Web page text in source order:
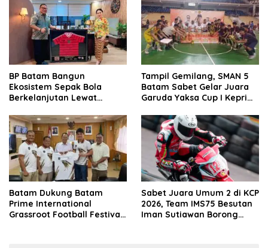
BP Batam Bangun
Ekosistem Sepak Bola
Berkelanjutan Lewat
Tampil Gemilang, SMAN 5
Batam Sabet Gelar Juara
Garuda Yaksa Cup I Kepri
Batam Dukung Batam
Prime International
Grassroot Football Festival
Sabet Juara Umum 2 di KCP
2026, Team IMS75 Besutan
Iman Sutiawan Borong